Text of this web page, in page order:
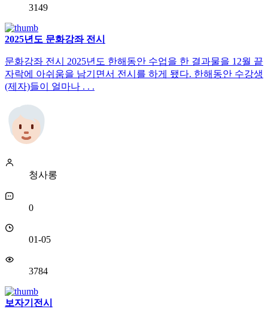
3149
2025년도 문화강좌 전시
문화강좌 전시 2025년도 한해동안 수업을 한 결과물을 12월 끝
자락에 아쉬움을 남기면서 전시를 하게 됐다. 한해동안 수강생
(제자)들이 얼마나 . . .
청사롱
0
01-05
3784
보자기전시